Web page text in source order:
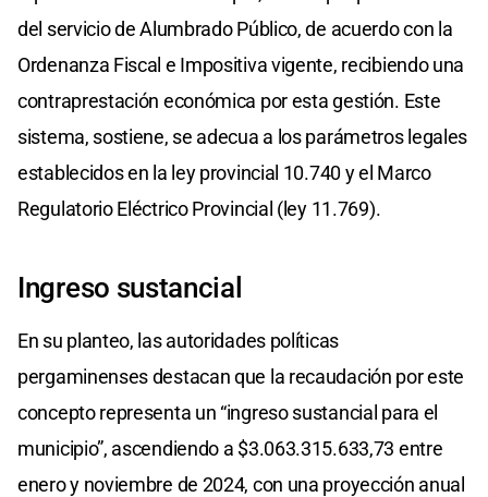
del servicio de Alumbrado Público, de acuerdo con la
Ordenanza Fiscal e Impositiva vigente, recibiendo una
contraprestación económica por esta gestión. Este
sistema, sostiene, se adecua a los parámetros legales
establecidos en la ley provincial 10.740 y el Marco
Regulatorio Eléctrico Provincial (ley 11.769).
Ingreso sustancial
En su planteo, las autoridades políticas
pergaminenses destacan que la recaudación por este
concepto representa un “ingreso sustancial para el
municipio”, ascendiendo a $3.063.315.633,73 entre
enero y noviembre de 2024, con una proyección anual